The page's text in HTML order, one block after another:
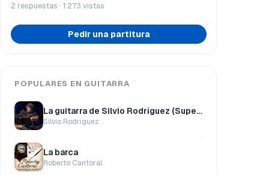
2 respuestas · 1.273 vistas
Pedir una partitura
POPULARES EN GUITARRA
La guitarra de Silvio Rodríguez (Super Pack)
Silvio Rodríguez
La barca
Roberto Cantoral